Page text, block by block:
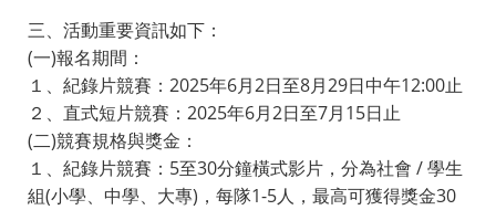
三、活動重要資訊如下：
(一)報名期間：
１、紀錄片競賽：2025年6月2日至8月29日中午12:00止
２、直式短片競賽：2025年6月2日至7月15日止
(二)競賽規格與獎金：
１、紀錄片競賽：5至30分鐘橫式影片，分為社會 / 學生
組(小學、中學、大專)，每隊1-5人，最高可獲得獎金30